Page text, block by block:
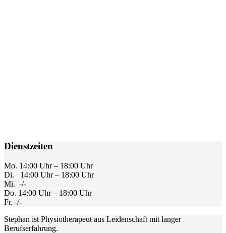
Dienstzeiten
Mo. 14:00 Uhr – 18:00 Uhr
Di. 14:00 Uhr – 18:00 Uhr
Mi. -/-
Do. 14:00 Uhr – 18:00 Uhr
Fr. -/-
Stephan ist Physiotherapeut aus Leidenschaft mit langer
Berufserfahrung.